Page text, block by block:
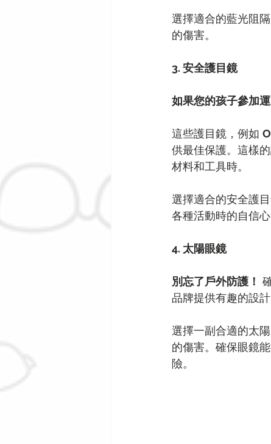
選擇適合的藍光阻
的傷害。
3. 安全護目鏡
如果您的孩子參加
這些護目鏡，例如
供最佳保護。這樣
材料和工具時。
選擇適合的安全護
各種活動時的自信
4. 太陽眼鏡
別忘了戶外防護！
品牌提供有趣的設
選擇一副合適的太
的傷害。確保眼鏡
險。